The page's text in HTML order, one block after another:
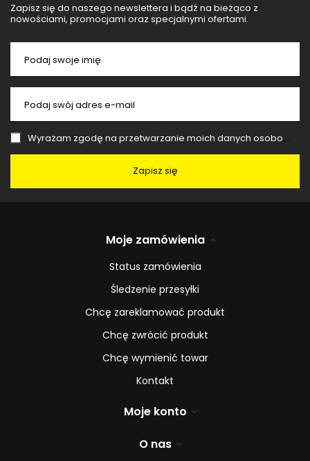
Zapisz się do naszego newslettera i bądź na bieżąco z
nowościami, promocjami oraz specjalnymi ofertami.
Podaj swoje imię
Podaj swój adres e-mail
Wyrażam zgodę na przetwarzanie moich danych osobowych (adres e-mail) na potrzeby wysyłki newslettera z informacją handlową (marketing). Więcej w
Zapisz się
Moje zamówienia
Status zamówienia
Śledzenie przesyłki
Chcę zareklamować produkt
Chcę zwrócić produkt
Chcę wymienić towar
Kontakt
Moje konto
O nas